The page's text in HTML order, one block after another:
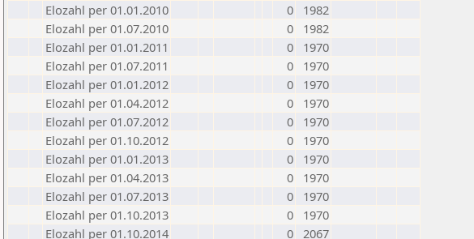
Elozahl per 01.01.2010
0
1982
Elozahl per 01.07.2010
0
1982
Elozahl per 01.01.2011
0
1970
Elozahl per 01.07.2011
0
1970
Elozahl per 01.01.2012
0
1970
Elozahl per 01.04.2012
0
1970
Elozahl per 01.07.2012
0
1970
Elozahl per 01.10.2012
0
1970
Elozahl per 01.01.2013
0
1970
Elozahl per 01.04.2013
0
1970
Elozahl per 01.07.2013
0
1970
Elozahl per 01.10.2013
0
1970
Elozahl per 01.10.2014
0 2067